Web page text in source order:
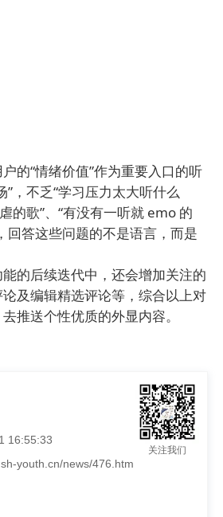
“情绪价值”作为重要入口的听
”，不乏“学习压力太大听什么
的歌”、“有没有一听就 emo 的
回答这些问题的不是语言，而是
后续迭代中，还会增加关注的
及编辑精选评论等，综合以上对
推送个性优质的外显内容。
关注我们
16:55:33
youth.cn/news/476.htm